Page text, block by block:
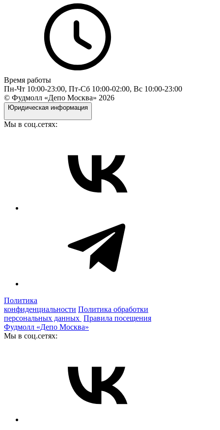
Время работы
Пн-Чт 10:00-23:00, Пт-Сб 10:00-02:00, Вс 10:00-23:00
© Фудмолл «Депо Москва» 2026
Юридическая информация
Мы в соц.сетях:
Политика
конфиденциальности Политика обработки
персональных данных Правила посещения
Фудмолл «Депо Москва»
Мы в соц.сетях: